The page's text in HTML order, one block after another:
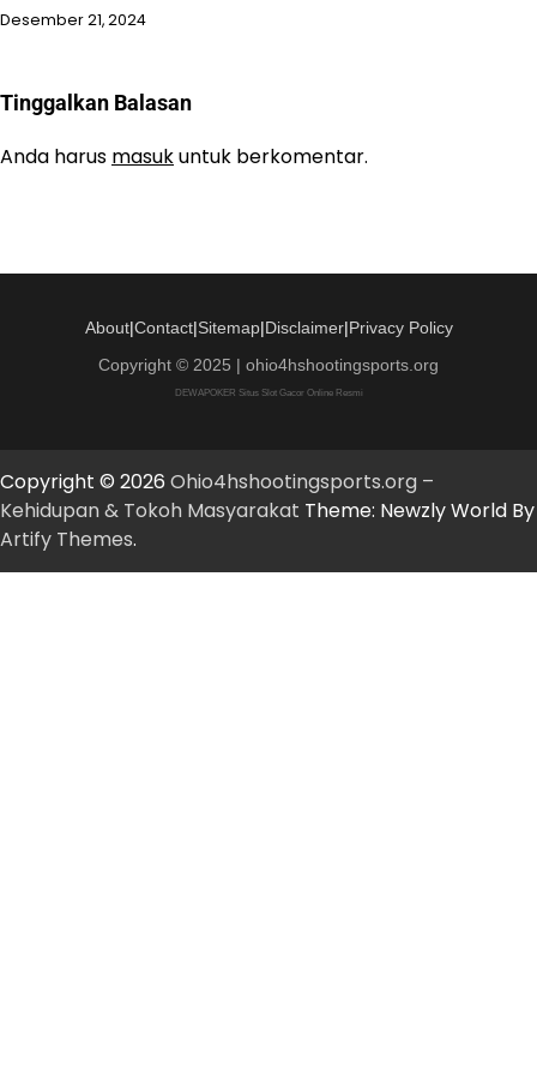
Desember 21, 2024
Tinggalkan Balasan
Anda harus masukuntuk berkomentar.
About|Contact|Sitemap|Disclaimer|Privacy Policy
Copyright © 2025 | ohio4hshootingsports.org
DEWAPOKER Situs Slot Gacor Online Resmi
Copyright © 2026 Ohio4hshootingsports.org –
Kehidupan & Tokoh Masyarakat Theme: Newzly World By
Artify Themes.